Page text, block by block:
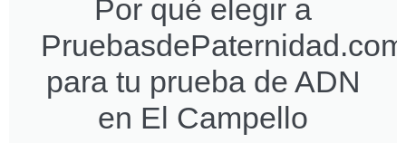
Por qué elegir a
PruebasdePaternidad.com
para tu prueba de ADN
en El Campello